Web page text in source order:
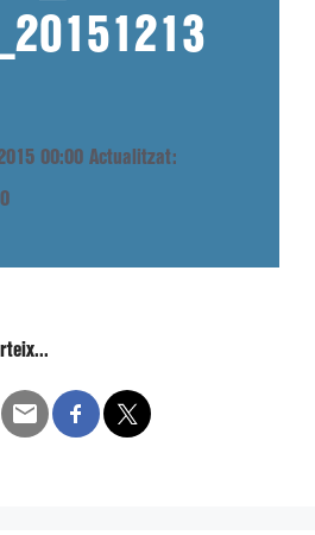
00:00 Actualitzat: